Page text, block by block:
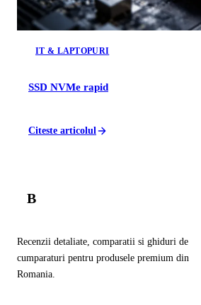
IT & LAPTOPURI
SSD NVMe rapid
Citeste articolul
B
Recenzii detaliate, comparatii si ghiduri de
cumparaturi pentru produsele premium din
Romania.